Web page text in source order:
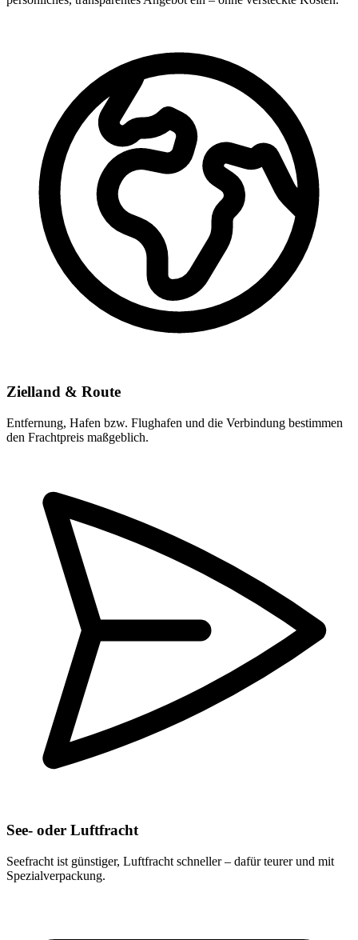
Zielland & Route
Entfernung, Hafen bzw. Flughafen und die Verbindung bestimmen
den Frachtpreis maßgeblich.
See- oder Luftfracht
Seefracht ist günstiger, Luftfracht schneller – dafür teurer und mit
Spezialverpackung.